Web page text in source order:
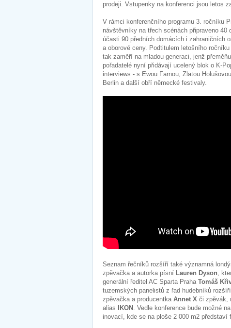
prodeji. Vstupenky na konferenci jsou letos
V rámci konferenčního programu 3. ročníku
návštěvníky na třech scénách připraveno
účasti 90 předních domácích i zahraničních
a oborové ceny. Podtitulem letošního
tak zaměří na mladou generaci, jenž
pořadatelé nyní přidávají ucelený blok o K-
interviews - s Ewou Farnou, Zlatou
Berlin a další obří německé festivaly.
Seznam řečníků rozšíří také významná
zpěvačka a autorka písní Lauren Dyson,
generální ředitel AC Sparta Praha Tomáš
tuzemských panelistů z řad hudebníků
zpěvačka a producentka Annet X či zpěvák,
alias
IKON . Vedle konference bude možné
inovací, kde se na ploše 2 000 m2